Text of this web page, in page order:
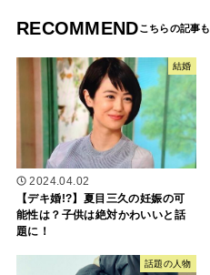
RECOMMEND
結婚
2024.04.02
【デキ婚!?】夏目三久の妊娠の可
能性は？子供は絶対かわいいと話
題に！
話題の人物